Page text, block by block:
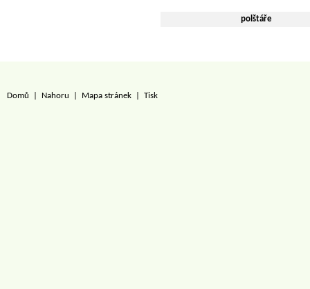
polštáře
Domů Nahoru Mapa stránek Tisk